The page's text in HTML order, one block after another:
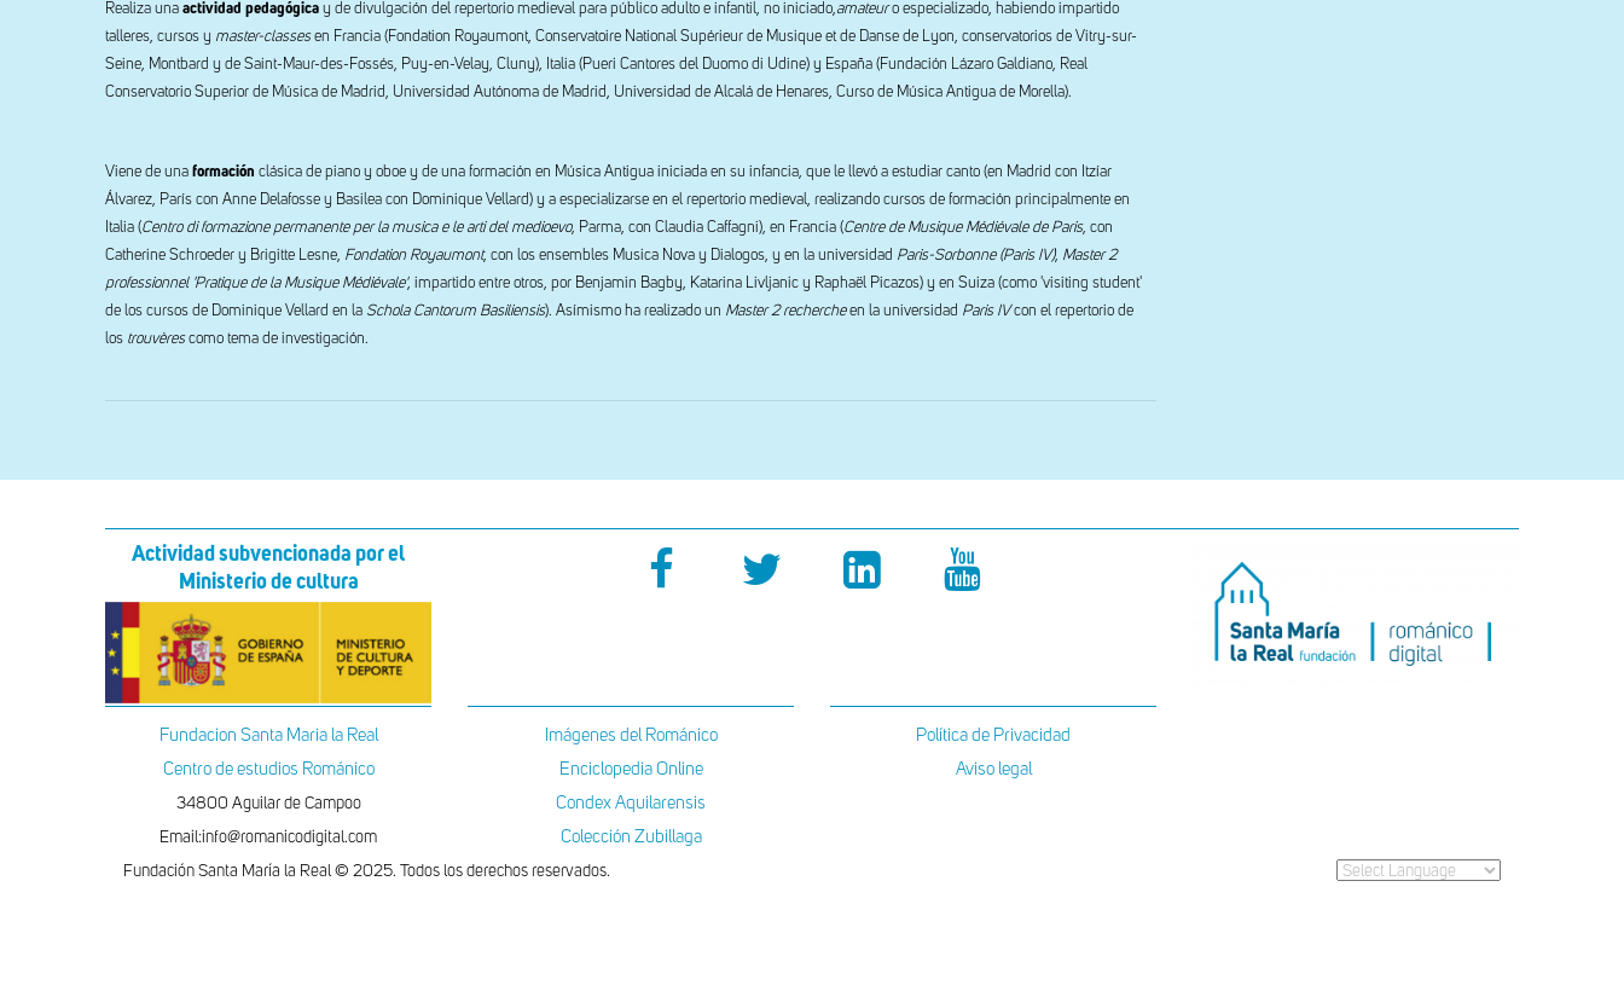
Realiza una actividad pedagógica y de divulgación del repertorio medieval para público adulto e infantil, no iniciado,amateuro especializado, habiendo impartido
talleres, cursos y master-classesen Francia (Fondation Royaumont, Conservatoire National Supérieur de Musique et de Danse de Lyon, conservatorios de Vitry-sur-
Seine, Montbard y de Saint-Maur-des-Fossés, Puy-en-Velay, Cluny), Italia (Pueri Cantores del Duomo di Udine) y España (Fundación Lázaro Galdiano, Real
Conservatorio Superior de Música de Madrid, Universidad Autónoma de Madrid, Universidad de Alcalá de Henares, Curso de Música Antigua de Morella).
Viene de una formación clásica de piano y oboe y de una formación en Música Antigua iniciada en su infancia, que le llevó a estudiar canto (en Madrid con Itzíar
Álvarez, París con Anne Delafosse y Basilea con Dominique Vellard) y a especializarse en el repertorio medieval, realizando cursos de formación principalmente en
Italia (Centro di formazione permanente per la musica e le arti del medioevo, Parma, con Claudia Caffagni), en Francia (Centre de Musique Médiévale de Paris, con
Catherine Schroeder y Brigitte Lesne, Fondation Royaumont, con los ensembles Musica Nova y Dialogos, y en la universidad Paris-Sorbonne (Paris IV), Master 2
professionnel 'Pratique de la Musique Médiévale', impartido entre otros, por Benjamin Bagby, Katarina Livljanic y Raphaël Picazos) y en Suiza (como 'visiting student'
de los cursos de Dominique Vellard en la Schola Cantorum Basiliensis). Asímismo ha realizado un Master 2 rechercheen la universidad Paris IVcon el repertorio de
los trouvèrescomo tema de investigación.
Actividad subvencionada por el
Ministerio de cultura
Fundacion Santa Maria la Real
Centro de estudios Románico
34800 Aguilar de Campoo
Email:info@romanicodigital.com
Imágenes del Románico
Enciclopedia Online
Condex Aquilarensis
Colección Zubillaga
Política de Privacidad
Aviso legal
Fundación Santa María la Real © 2025. Todos los derechos reservados.